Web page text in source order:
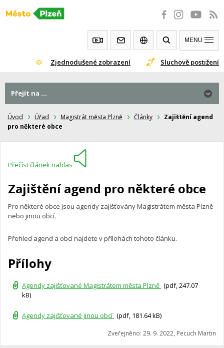
Přeskočit
Zjednodušené zobrazení Sluchově postižení
MENU
Úvod Úřad Magistrát města Plzně Články
Zajištění agend
pro některé obce
Přečíst článek nahlas
Zajištění agend pro některé obce
Pro některé obce jsou agendy zajišťovány Magistrátem města Plzně
nebo jinou obcí.
Přehled agend a obcí najdete v přílohách tohoto článku.
Přílohy
Agendy zajišťované Magistrátem města Plzně (pdf, 247.07
kB)
Agendy zajišťované jinou obcí (pdf, 181.64 kB)
Zveřejněno: 29. 9. 2022, Pecuch Martin
Přejít na ...